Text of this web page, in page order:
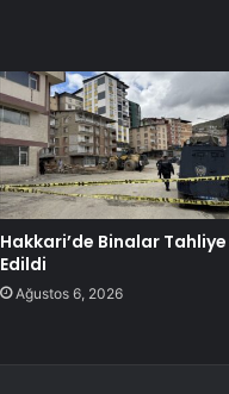
Hakkari’de Binalar Tahliye
Edildi
Ağustos 6, 2026